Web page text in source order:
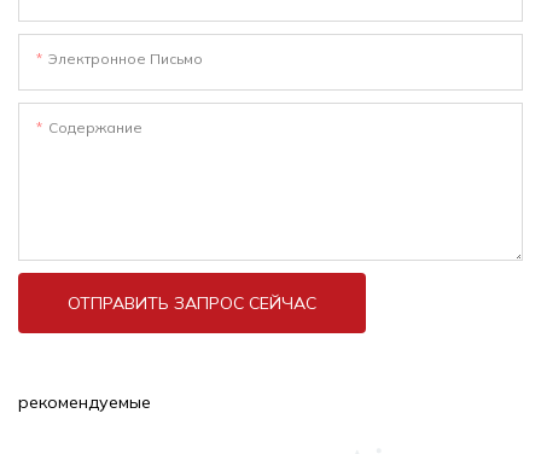
Электронное Письмо
Содержание
ОТПРАВИТЬ ЗАПРОС СЕЙЧАС
рекомендуемые